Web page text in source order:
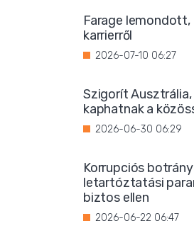
Farage
karrierről
2026-07-10 06:27
Szigorít
kaphatnak a
2026-06-30 06:29
Korrupciós
letartóztatási
biztos ellen
2026-06-22 06:47